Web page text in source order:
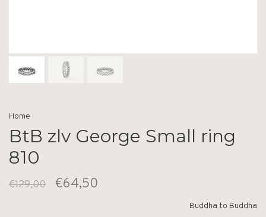
Home
BtB zlv George Small ring
810
€129,00 €64,50
Buddha to Buddha